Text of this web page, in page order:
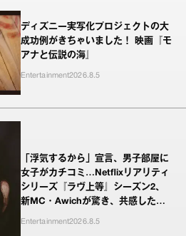
ディズニー実写化プロジェクトの大
成功例がきちゃいました！ 映画『モ
アナと伝説の海』
Entertainment2026.8.5
「浮気するから」宣言、男子部屋に
女子がカチコミ…Netflixリアリティ
シリーズ『ラヴ上等』シーズン2、
新MC・Awichが驚き、共感したヤ
Entertainment2026.8.5